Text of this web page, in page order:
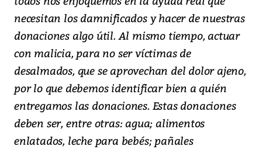
necesitan los damnificados y hacer de nuestras
donaciones algo útil. Al mismo tiempo, actuar
con malicia, para no ser víctimas de
desalmados, que se aprovechan del dolor ajeno,
por lo que debemos identificar bien a quién
entregamos las donaciones. Estas donaciones
deben ser, entre otras: agua; alimentos
enlatados, leche para bebés; pañales